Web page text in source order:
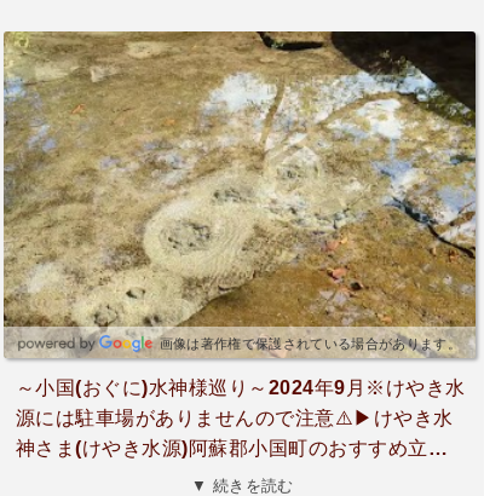
画像は著作権で保護されている場合があります。
～小国(おぐに)水神様巡り～2024年9月※けやき水
源には駐車場がありませんので注意⚠️▶けやき水
神さま(けやき水源)阿蘇郡小国町のおすすめ立ち
寄りスポット。水底から勢いよく水が湧いている
▼ 続きを読む